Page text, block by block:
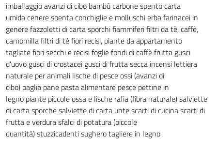
imballaggioavanzi di cibo bambùcarbone spentocarta
umidacenere spentaconchiglie e molluschierbafarinacei in
generefazzoletti di carta sporchifiammiferifiltri da tè, caffè,
camomillafiltri di tèfiori recisi, piante da appartamento
tagliatefiori secchi e recisifogliefondi di caffèfrutta gusci
d'uovo gusci di crostacei gusci di frutta secca incensi lettiera
naturale per animali lische di pesceossi (avanzi di
cibo) paglia pane pasta alimentare pesce pettine in
legno piante piccole ossa e lische rafia (fibra naturale)salviette
di carta sporchesalviette di carta untescarti di cucinascarti di
frutta e verdurasfalci di potatura (piccole
quantità)stuzzicadentisugherotagliere in legno